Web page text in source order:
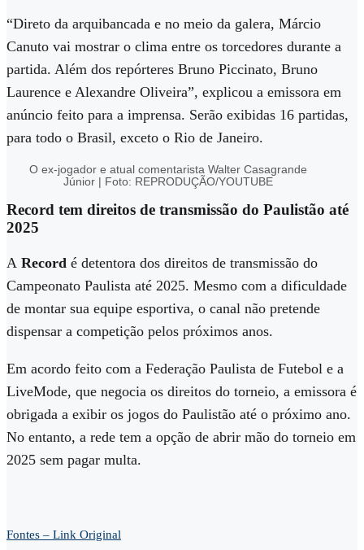
“Direto da arquibancada e no meio da galera, Márcio
Canuto vai mostrar o clima entre os torcedores durante a
partida. Além dos repórteres Bruno Piccinato, Bruno
Laurence e Alexandre Oliveira”, explicou a emissora em
anúncio feito para a imprensa. Serão exibidas 16 partidas,
para todo o Brasil, exceto o Rio de Janeiro.
O ex-jogador e atual comentarista Walter Casagrande
Júnior | Foto: REPRODUÇÃO/YOUTUBE
Record tem direitos de transmissão do Paulistão até
2025
A Record é detentora dos direitos de transmissão do
Campeonato Paulista até 2025. Mesmo com a dificuldade
de montar sua equipe esportiva, o canal não pretende
dispensar a competição pelos próximos anos.
Em acordo feito com a Federação Paulista de Futebol e a
LiveMode, que negocia os direitos do torneio, a emissora é
obrigada a exibir os jogos do Paulistão até o próximo ano.
No entanto, a rede tem a opção de abrir mão do torneio em
2025 sem pagar multa.
Fontes – Link Original